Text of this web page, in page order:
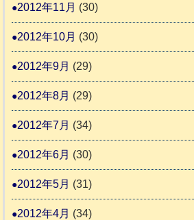
2012年11月 (30)
2012年10月 (30)
2012年9月 (29)
2012年8月 (29)
2012年7月 (34)
2012年6月 (30)
2012年5月 (31)
2012年4月 (34)